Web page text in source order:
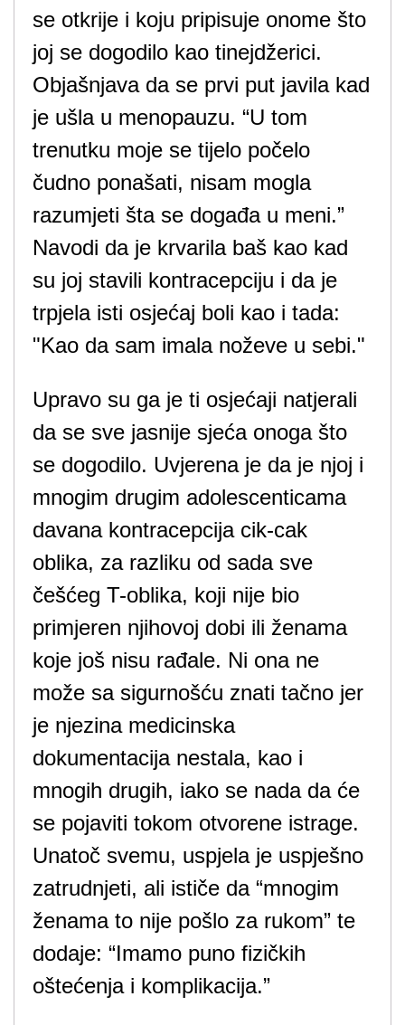
se otkrije i koju pripisuje onome što
joj se dogodilo kao tinejdžerici.
Objašnjava da se prvi put javila kad
je ušla u menopauzu. “U tom
trenutku moje se tijelo počelo
čudno ponašati, nisam mogla
razumjeti šta se događa u meni.”
Navodi da je krvarila baš kao kad
su joj stavili kontracepciju i da je
trpjela isti osjećaj boli kao i tada:
"Kao da sam imala noževe u sebi."
Upravo su ga je ti osjećaji natjerali
da se sve jasnije sjeća onoga što
se dogodilo. Uvjerena je da je njoj i
mnogim drugim adolescenticama
davana kontracepcija cik-cak
oblika, za razliku od sada sve
češćeg T-oblika, koji nije bio
primjeren njihovoj dobi ili ženama
koje još nisu rađale. Ni ona ne
može sa sigurnošću znati tačno jer
je njezina medicinska
dokumentacija nestala, kao i
mnogih drugih, iako se nada da će
se pojaviti tokom otvorene istrage.
Unatoč svemu, uspjela je uspješno
zatrudnjeti, ali ističe da “mnogim
ženama to nije pošlo za rukom” te
dodaje: “Imamo puno fizičkih
oštećenja i komplikacija.”